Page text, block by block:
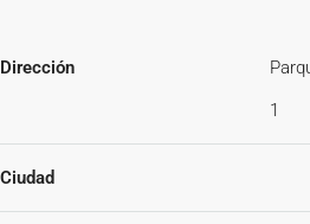
Dirección
1
Ciudad